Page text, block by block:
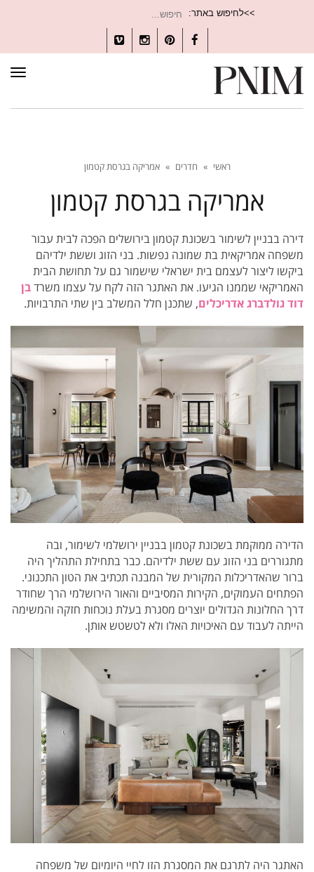
>>לחיפוש באתר:
עבור:
Facebook
Pinterest
Instagram
Vimeo
ראשי » חדרים » אמריקה בגרסת קטמון
אמריקה בגרסת קטמון
דירה בבניין לשימור בשכונת קטמון בירושלים הפכה לבית עבור
משפחה אמריקאית בת שמונה נפשות. בני הזוג וששת ילדיהם
ביקשו ליצור לעצמם בית ישראלי שישמור גם על תחושת הבית
האמריקאי שממנו הגיעו. את האתגר הזה לקח על עצמו משרדבן
דוד גולדברג אדריכלים, שתכנן חלל המשלב בין שתי התרבויות.
הדירה ממוקמת בשכונת קטמון בבניין ירושלמי לשימור, ובה
מתגוררים בני הזוג עם ששת ילדיהם. כבר בתחילת התהליך היה
ברור שהאדריכלות המקורית של המבנה תכתיב את הטון התכנוני.
הפתחים העמוקים, הקירות המסיביים והאור הירושלמי הרך שחודר
דרך החלונות הגדולים יוצרים מסגרת בעלת נוכחות חזקה והמשימה
הייתה לעבוד עם האיכויות האלו ולא לטשטש אותן.
האתגר היה לתרגם את המסגרת הזו לחיי היומיום של משפחה